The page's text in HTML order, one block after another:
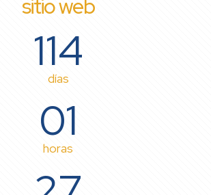
sitio web
114
días
01
horas